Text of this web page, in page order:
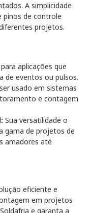
A simplicidade
pinos de controle
projetos.
aplicações que
de eventos ou pulsos.
usado em sistemas
e contagem
Sua versatilidade o
gama de projetos de
amadores até
eficiente e
em projetos
e garanta a